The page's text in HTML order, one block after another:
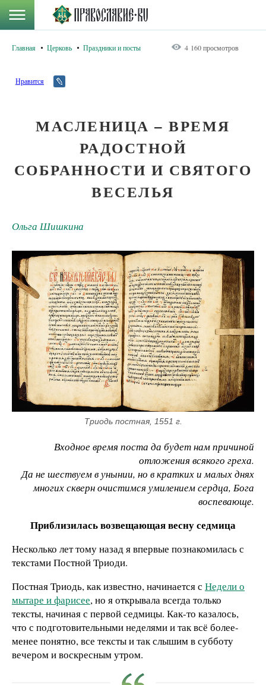
Главная Церковь Праздники и посты 4 160 просмотров
Нравится
МАСЛЕНИЦА – ВРЕМЯ
РАДОСТНОЙ
СОБРАННОСТИ И СВЯТОГО
ВЕСЕЛЬЯ
Ольга Шишкина
Триодь постная, 1551 г.
Входное время поста да будет нам причиной
отложения всякого греха.
Да не шествуем в унынии, но в кратких и малых днях
многих скверн очистимся умилением сердца, Бога
воспевающе.
Приблизилась возвещающая весну седмица
Несколько лет тому назад я впервые познакомилась с
текстами Постной Триоди.
Постная Триодь, как известно, начинается с Недели о
мытаре и фарисее, но я открывала всегда только
тексты, начиная с первой седмицы. Как-то казалось,
что с подготовительными неделями и так всё более-
менее понятно, все тексты и так слышим в субботу
вечером и воскресным утром.